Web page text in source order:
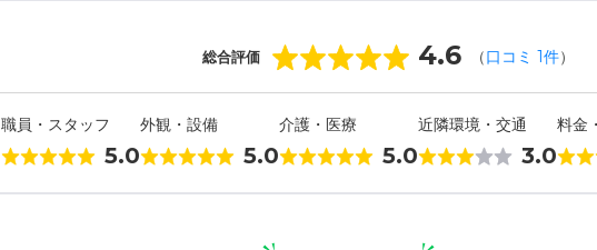
総合評価 4.6 （口コミ 1件）
職員・スタッフ
5.0
外観・設備
5.0
介護・医療
5.0
近隣環境・交通
3.0
料金